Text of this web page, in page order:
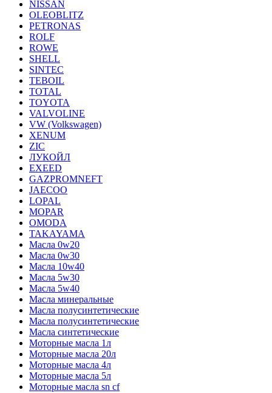
NISSAN
OLEOBLITZ
PETRONAS
ROLF
ROWE
SHELL
SINTEC
TEBOIL
TOTAL
TOYOTA
VALVOLINE
VW (Volkswagen)
XENUM
ZIC
ЛУКОЙЛ
EXEED
GAZPROMNEFT
JAECOO
LOPAL
MOPAR
OMODA
TAKAYAMA
Масла 0w20
Масла 0w30
Масла 10w40
Масла 5w30
Масла 5w40
Масла минеральные
Масла полусинтетические
Масла полусинтетические
Масла синтетические
Моторные масла 1л
Моторные масла 20л
Моторные масла 4л
Моторные масла 5л
Моторные масла sn cf